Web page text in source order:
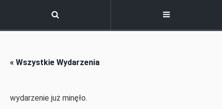
« Wszystkie Wydarzenia
wydarzenie już minęło.